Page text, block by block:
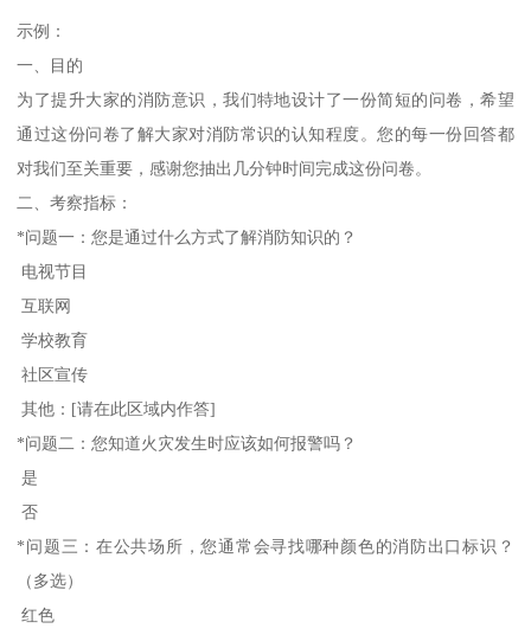
示例：
一、目的
为了提升大家的消防意识，我们特地设计了一份简短的问卷，希望
通过这份问卷了解大家对消防常识的认知程度。您的每一份回答都
对我们至关重要，感谢您抽出几分钟时间完成这份问卷。
二、考察指标：
*问题一：您是通过什么方式了解消防知识的？
电视节目
互联网
学校教育
社区宣传
其他：[请在此区域内作答]
*问题二：您知道火灾发生时应该如何报警吗？
是
否
*问题三：在公共场所，您通常会寻找哪种颜色的消防出口标识？
（多选）
红色